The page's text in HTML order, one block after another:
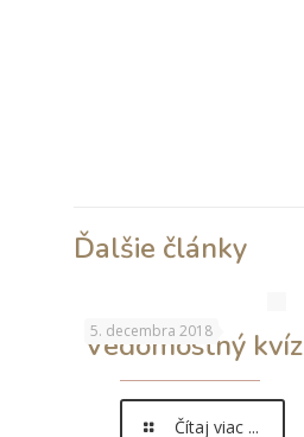
Ďalšie články
5. decembra 2018
Vedomostný kvíz
Čítaj viac ...